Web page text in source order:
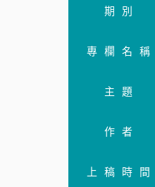
期別
專欄名稱
主題
作者
上稿時間